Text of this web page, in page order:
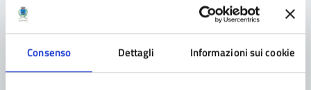
Consenso Dettagli Informazioni sui cookie
Frignano discovery / NAO Challenge
Brains
venerdì 4 giugno ore 18 Cortile di Palazzo Ducale IIS